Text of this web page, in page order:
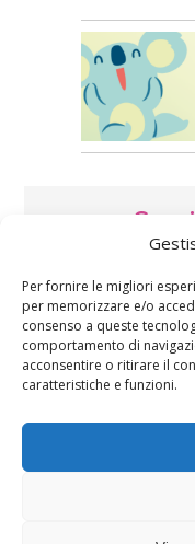
Per fornire le migliori
per memorizzare e/o
consenso a queste
comportamento di
acconsentire o ritirare il
caratteristiche e funzioni.